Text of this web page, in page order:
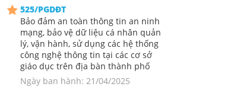
525/PGDĐT
Bảo đảm an toàn thông tin an ninh
mạng, bảo vệ dữ liệu cá nhân quản
lý, vận hành, sử dụng các hệ thống
công nghệ thông tin tại các cơ sở
giáo dục trên địa bàn thành phố
Ngày ban hành: 21/04/2025